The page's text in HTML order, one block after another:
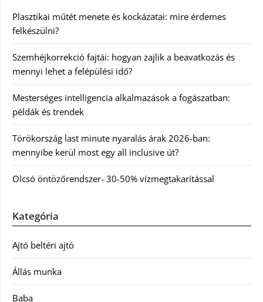
Plasztikai műtét menete és kockázatai: mire érdemes
felkészülni?
Szemhéjkorrekció fajtái: hogyan zajlik a beavatkozás és
mennyi lehet a felépülési idő?
Mesterséges intelligencia alkalmazások a fogászatban:
példák és trendek
Törökország last minute nyaralás árak 2026-ban:
mennyibe kerül most egy all inclusive út?
Olcsó öntözőrendszer- 30-50% vízmegtakarítással
Kategória
Ajtó beltéri ajtó
Állás munka
Baba